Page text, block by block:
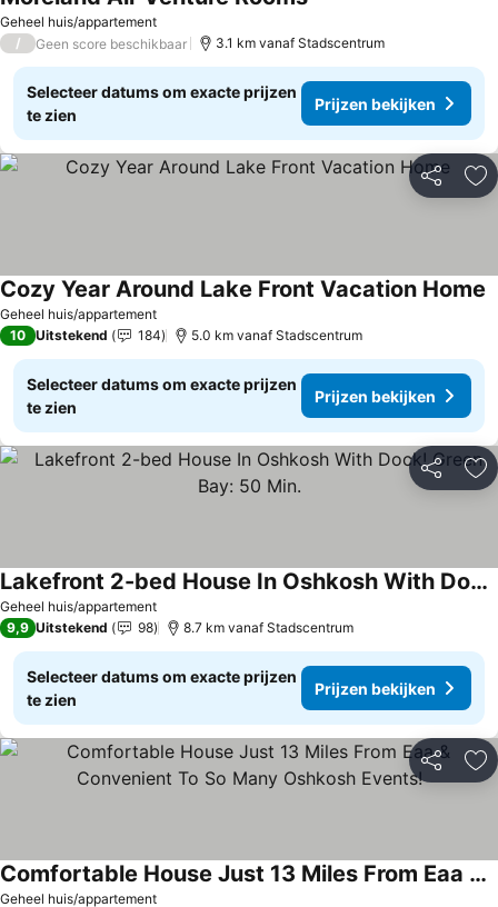
Geheel huis/appartement
/ Geen score beschikbaar 3.1 km vanaf Stadscentrum
Selecteer datums om exacte prijzen
te zien
Prijzen bekijken
Delen
Geheel huis/appartement
Cozy Year Around Lake Front Vacation Home
10 Uitstekend 184 5.0 km vanaf Stadscentrum
Selecteer datums om exacte prijzen
te zien
Prijzen bekijken
Delen
Geheel huis/appartement
Lakefront 2-bed House In Oshkosh With Dock! Green Bay: 50 Min.
9,9 Uitstekend 98 8.7 km vanaf Stadscentrum
Selecteer datums om exacte prijzen
te zien
Prijzen bekijken
Delen
Geheel huis/appartement
Comfortable House Just 13 Miles From Eaa & Convenient To So Many Oshkosh Events!